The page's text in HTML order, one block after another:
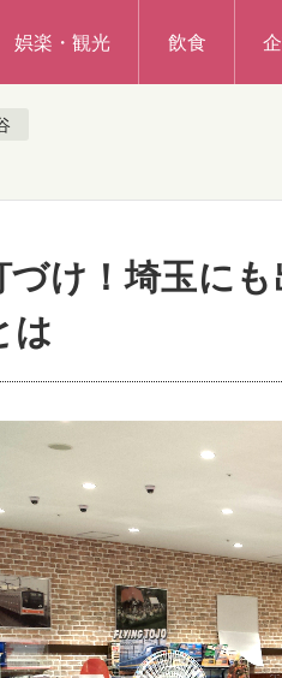
娯楽・観光 飲食
づけ！埼玉に
は